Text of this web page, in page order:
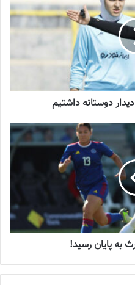
و همچنین استراتژی بازی بر
شد. ضربات ایستگاهی و کرنر
داد.
داشتیم
دوستانه‌ داشتیم
به پایان رسید!